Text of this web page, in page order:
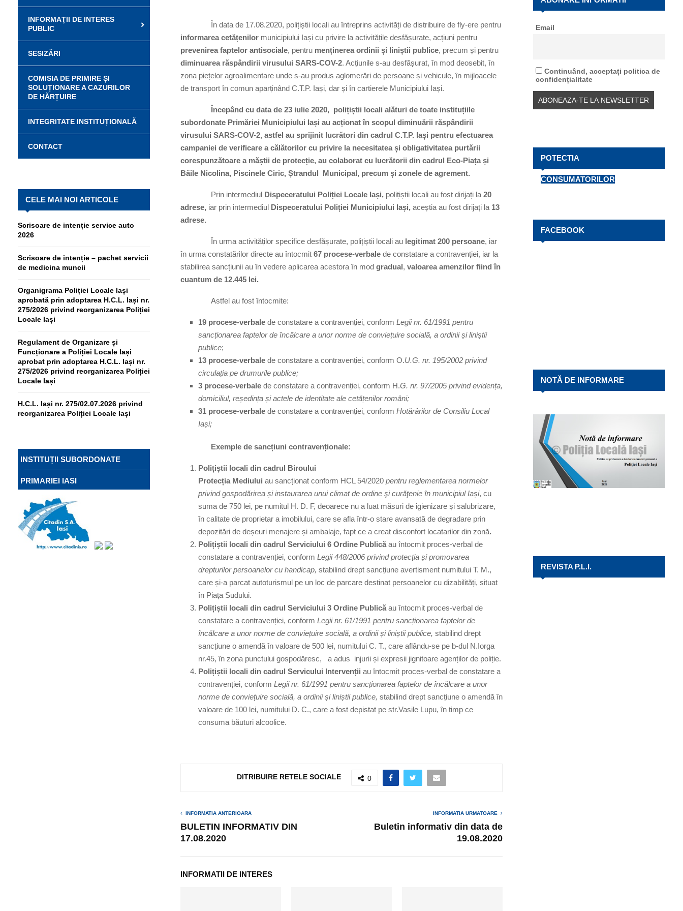
În data de 17.08.2020, polițiștii locali au întreprins activități de distribuire de fly-ere pentru
informarea cetățenilor municipiului Iași cu privire la activitățile desfășurate, acțiuni pentru
prevenirea faptelor antisociale, pentru menținerea ordinii și liniștii publice, precum și pentru
diminuarea răspândirii virusului SARS-COV-2. Acțiunile s-au desfășurat, în mod deosebit, în
zona piețelor agroalimentare unde s-au produs aglomerări de persoane și vehicule, în mijloacele
de transport în comun aparținând C.T.P. Iași, dar și în cartierele Municipiului Iași.
Începând cu data de 23 iulie 2020, polițiștii locali alături de toate instituțiile
subordonate Primăriei Municipiului Iași au acționat în scopul diminuării răspândirii
virusului SARS-COV-2, astfel au sprijinit lucrători din cadrul C.T.P. Iași pentru efectuarea
campaniei de verificare a călătorilor cu privire la necesitatea și obligativitatea purtării
corespunzătoare a măștii de protecție, au colaborat cu lucrătorii din cadrul Eco-Piața și
Băile Nicolina, Piscinele Ciric, Ștrandul Municipal, precum și zonele de agrement.
Prin intermediul Dispeceratului Poliției Locale Iași, polițiștii locali au fost dirijați la 20
adrese, iar prin intermediul Dispeceratului Poliției Municipiului Iași, aceștia au fost dirijați la 13
adrese.
În urma activităților specifice desfășurate, polițiștii locali au legitimat 200 persoane, iar
în urma constatărilor directe au întocmit 67 procese-verbale de constatare a contravenției, iar la
stabilirea sancțiunii au în vedere aplicarea acestora în mod gradual, valoarea amenzilor fiind în
cuantum de 12.445 lei.
Astfel au fost întocmite:
19 procese-verbale de constatare a contravenției, conform Legii nr. 61/1991 pentru
sancționarea faptelor de încălcare a unor norme de conviețuire socială, a ordinii și liniștii
publice;
13 procese-verbale de constatare a contravenției, conform O.U.G. nr. 195/2002 privind
circulația pe drumurile publice;
3 procese-verbale de constatare a contravenției, conform H.G. nr. 97/2005 privind evidența,
domiciliul, reședința și actele de identitate ale cetățenilor români;
31 procese-verbale de constatare a contravenției, conform Hotărârilor de Consiliu Local
Iași;
Exemple de sancțiuni contravenționale:
Polițiștii locali din cadrul Biroului
Protecția Mediului au sancționat conform HCL 54/2020 pentru reglementarea normelor
privind gospodărirea și instaurarea unui climat de ordine şi curăţenie în municipiul Iași, cu
suma de 750 lei, pe numitul H. D. F, deoarece nu a luat măsuri de igienizare și salubrizare,
în calitate de proprietar a imobilului, care se afla într-o stare avansată de degradare prin
depozitări de deșeuri menajere și ambalaje, fapt ce a creat disconfort locatarilor din zonă.
Polițiștii locali din cadrul Serviciului 6 Ordine Publică au întocmit proces-verbal de
constatare a contravenției, conform Legii 448/2006 privind protecția și promovarea
drepturilor persoanelor cu handicap, stabilind drept sancțiune avertisment numitului T. M.,
care și-a parcat autoturismul pe un loc de parcare destinat persoanelor cu dizabilități, situat
în Piața Sudului.
Polițiștii locali din cadrul Serviciului 3 Ordine Publică au întocmit proces-verbal de
constatare a contravenției, conform Legii nr. 61/1991 pentru sancționarea faptelor de
încălcare a unor norme de conviețuire socială, a ordinii și liniștii publice, stabilind drept
sancțiune o amendă în valoare de 500 lei, numitului C. T., care aflându-se pe b-dul N.Iorga
nr.45, în zona punctului gospodăresc, a adus injurii și expresii jignitoare agenților de poliție.
Polițiștii locali din cadrul Servicului Intervenții au întocmit proces-verbal de constatare a
contravenției, conform Legii nr. 61/1991 pentru sancționarea faptelor de încălcare a unor
norme de conviețuire socială, a ordinii și liniștii publice, stabilind drept sancțiune o amendă în
valoare de 100 lei, numitului D. C., care a fost depistat pe str.Vasile Lupu, în timp ce
consuma băuturi alcoolice.
DITRIBUIRE RETELE SOCIALE 0
INFORMATIA ANTERIOARA
BULETIN INFORMATIV DIN
17.08.2020
INFORMATIA URMATOARE
Buletin informativ din data de
19.08.2020
INFORMATII DE INTERES
INFORMAŢII DE INTERES
PUBLIC
SESIZĂRI
COMISIA DE PRIMIRE ȘI
SOLUȚIONARE A CAZURILOR
DE HĂRȚUIRE
INTEGRITATE INSTITUȚIONALĂ
CONTACT
CELE MAI NOI ARTICOLE
Scrisoare de intenție service auto
2026
Scrisoare de intenție – pachet servicii
de medicina muncii
Organigrama Poliției Locale Iași
aprobată prin adoptarea H.C.L. Iași nr.
275/2026 privind reorganizarea Poliției
Locale Iași
Regulament de Organizare și
Funcționare a Poliției Locale Iași
aprobat prin adoptarea H.C.L. Iași nr.
275/2026 privind reorganizarea Poliției
Locale Iași
H.C.L. Iași nr. 275/02.07.2026 privind
reorganizarea Poliției Locale Iași
INSTITUȚII SUBORDONATE
PRIMARIEI IASI
A
H
Email
Continuând, acceptați politica de
confidențialitate
POTECTIA
CONSUMATORILOR
FACEBOOK
NOTĂ DE INFORMARE
REVISTA P.L.I.